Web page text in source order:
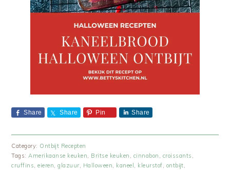
Share Share Pin Share
Category: Ontbijt Recepten
Tags: Amerikaanse keuken Britse keuken cinnabon croissants
cruffins ,eieren ,glazuur Halloween kaneel kleurstof ontbijt